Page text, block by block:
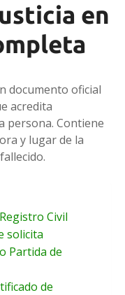
en
documento oficial
acredita
persona. Contiene
y lugar de la
Civil
solicita
Partida de
de